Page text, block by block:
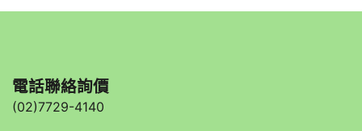
電話聯絡詢價
(02)7729-4140